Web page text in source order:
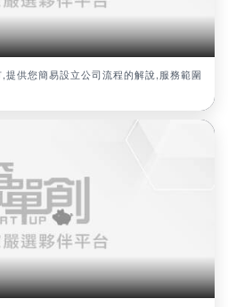
供您簡易設立公司流程的解說,服務範圍